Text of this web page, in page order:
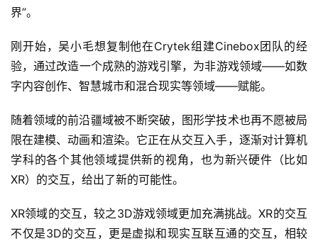
界”。
刚开始，吴小毛想复制他在Crytek组建Cinebox团队的经
验，通过改造一个成熟的游戏引擎，为非游戏领域——如数
字内容创作、智慧城市和混合现实等领域——赋能。
随着领域的前沿疆域被不断突破，图形学技术也再不愿被局
限在建模、动画和渲染。它正在从交互入手，逐渐对计算机
学科的各个其他领域提供新的视角，也为新兴硬件（比如
XR）的交互，给出了新的可能性。
XR领域的交互，较之3D游戏领域更加充满挑战。XR的交互
不仅是3D的交互，更是虚拟和现实互联互通的交互，相较